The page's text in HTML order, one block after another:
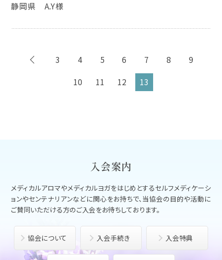
静岡県 A.Y様
3 4 5 6 7 8
9
10
11 12 13
入会案内
メディカルアロマやメディカルヨガをはじめとするセルフメディケーシ
ョンやセンテナリアンなどに関心をお持ちで、当協会の目的や活動に
ご賛同いただける方のご入会をお待ちしております。
協会について 入会手続き 入会特典